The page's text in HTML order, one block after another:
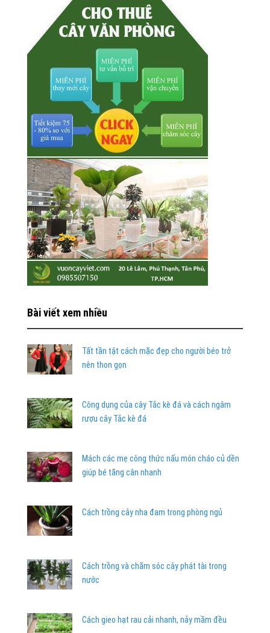
Bài viết xem nhiều
Tất tần tật cách mặc đẹp cho người béo trở
nên thon gọn
Công dụng của cây Tắc kè đá và cách ngâm
rượu cây Tắc kè đá
Mách các mẹ công thức nấu món cháo củ dền
giúp bé tăng cân nhanh
Cách trồng cây nha đam trong phòng ngủ
Cách trồng và chăm sóc cây phát tài trong
nước
Cách gieo hạt rau cải nhanh, nảy mầm đều